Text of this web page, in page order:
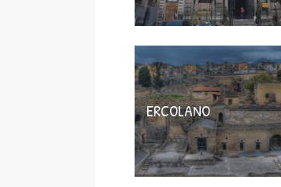
ERCOLANO